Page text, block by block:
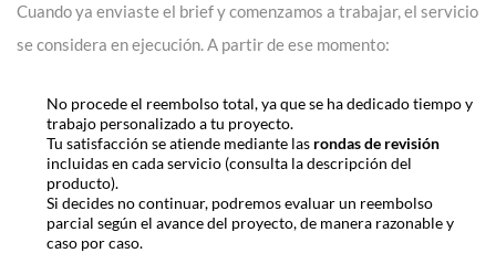
Cuando ya enviaste el brief y comenzamos a trabajar, el servicio
se considera en ejecución. A partir de ese momento:
No procede el reembolso total, ya que se ha dedicado tiempo y
trabajo personalizado a tu proyecto.
Tu satisfacción se atiende mediante las rondas de revisión
incluidas en cada servicio (consulta la descripción del
producto).
Si decides no continuar, podremos evaluar un reembolso
parcial según el avance del proyecto, de manera razonable y
caso por caso.